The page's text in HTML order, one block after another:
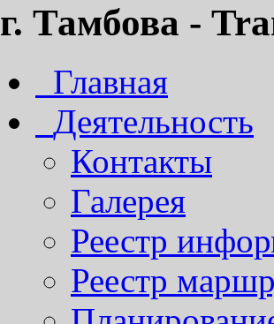
г. Тамбова -
Главная
Деятельность
Контакты
Галерея
Реестр
Реестр